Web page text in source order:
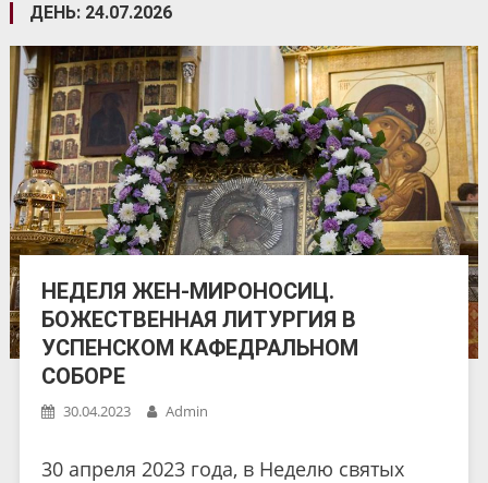
ДЕНЬ: 24.07.2026
НЕДЕЛЯ ЖЕН-МИРОНОСИЦ.
БОЖЕСТВЕННАЯ ЛИТУРГИЯ В
УСПЕНСКОМ КАФЕДРАЛЬНОМ
СОБОРЕ
30.04.2023 Admin
30 апреля 2023 года, в Неделю святых